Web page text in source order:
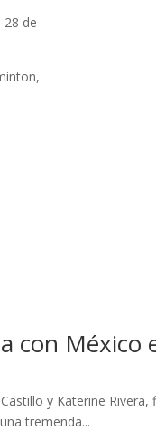
de
con México
y Katerine
tremenda...